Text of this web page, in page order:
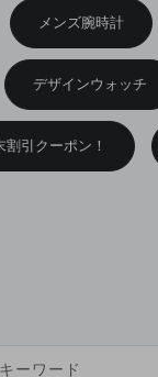
メンズ腕時計
デザインウォッチ
割引クーポン！